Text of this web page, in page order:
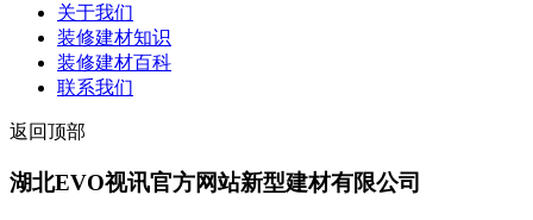
关于我们
装修建材知识
装修建材百科
联系我们
返回顶部
湖北EVO视讯官方网站新型建材有限公司